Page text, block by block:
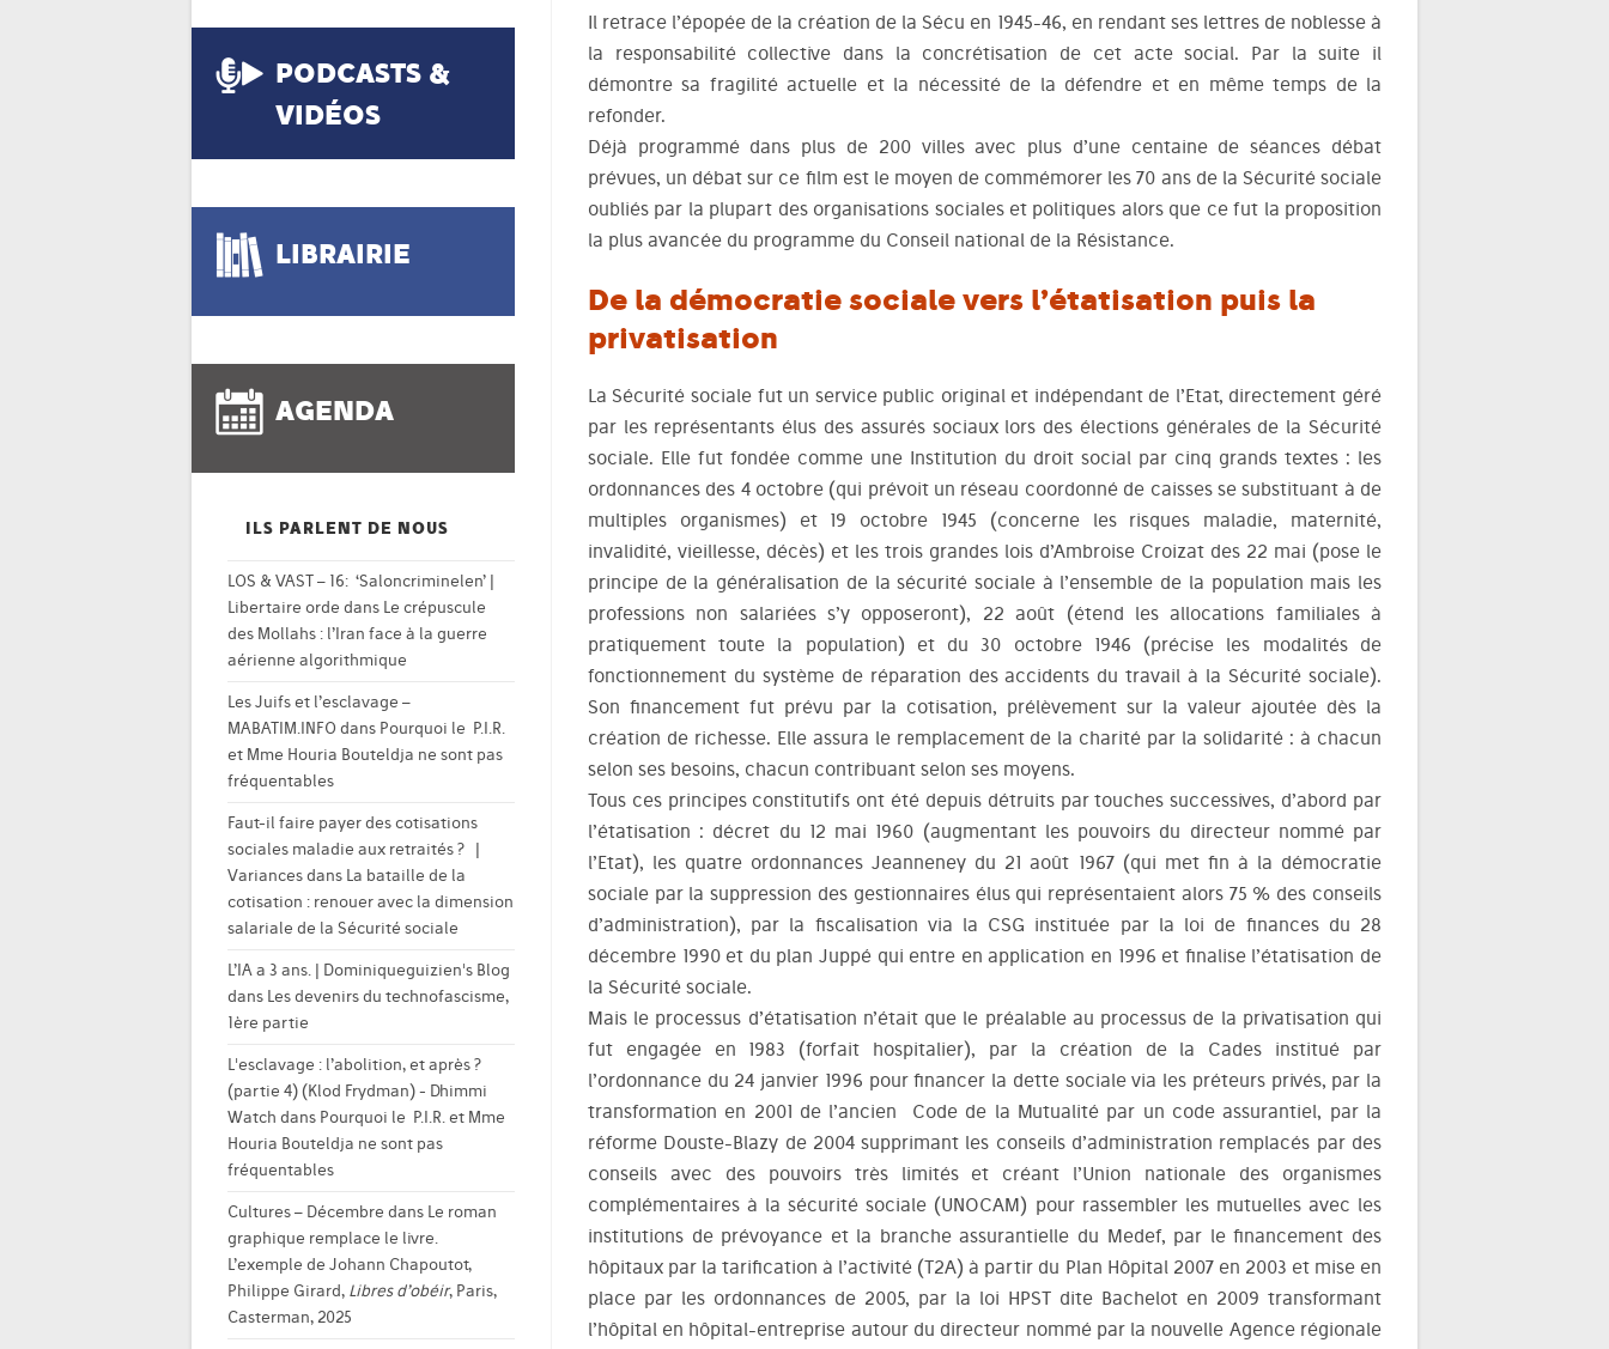
Il retrace l’épopée de la création de la Sécu en 1945-46, en rendant ses lettres de noblesse à
la responsabilité collective dans la concrétisation de cet acte social. Par la suite il
démontre sa fragilité actuelle et la nécessité de la défendre et en même temps de la
refonder.
Déjà programmé dans plus de 200 villes avec plus d’une centaine de séances débat
prévues, un débat sur ce film est le moyen de commémorer les 70 ans de la Sécurité sociale
oubliés par la plupart des organisations sociales et politiques alors que ce fut la proposition
la plus avancée du programme du Conseil national de la Résistance.
De la démocratie sociale vers l’étatisation puis la
privatisation
La Sécurité sociale fut un service public original et indépendant de l’Etat, directement géré
par les représentants élus des assurés sociaux lors des élections générales de la Sécurité
sociale. Elle fut fondée comme une Institution du droit social par cinq grands textes : les
ordonnances des 4 octobre (qui prévoit un réseau coordonné de caisses se substituant à de
multiples organismes) et 19 octobre 1945 (concerne les risques maladie, maternité,
invalidité, vieillesse, décès) et les trois grandes lois d’Ambroise Croizat des 22 mai (pose le
principe de la généralisation de la sécurité sociale à l’ensemble de la population mais les
professions non salariées s’y opposeront), 22 août (étend les allocations familiales à
pratiquement toute la population) et du 30 octobre 1946 (précise les modalités de
fonctionnement du système de réparation des accidents du travail à la Sécurité sociale).
Son financement fut prévu par la cotisation, prélèvement sur la valeur ajoutée dès la
création de richesse. Elle assura le remplacement de la charité par la solidarité : à chacun
selon ses besoins, chacun contribuant selon ses moyens.
Tous ces principes constitutifs ont été depuis détruits par touches successives, d’abord par
l’étatisation : décret du 12 mai 1960 (augmentant les pouvoirs du directeur nommé par
l’Etat), les quatre ordonnances Jeanneney du 21 août 1967 (qui met fin à la démocratie
sociale par la suppression des gestionnaires élus qui représentaient alors 75 % des conseils
d’administration), par la fiscalisation via la CSG instituée par la loi de finances du 28
décembre 1990 et du plan Juppé qui entre en application en 1996 et finalise l’étatisation de
la Sécurité sociale.
Mais le processus d’étatisation n’était que le préalable au processus de la privatisation qui
fut engagée en 1983 (forfait hospitalier), par la création de la Cades institué par
l’ordonnance du 24 janvier 1996 pour financer la dette sociale via les préteurs privés, par la
transformation en 2001 de l’ancien Code de la Mutualité par un code assurantiel, par la
réforme Douste-Blazy de 2004 supprimant les conseils d’administration remplacés par des
conseils avec des pouvoirs très limités et créant l’Union nationale des organismes
complémentaires à la sécurité sociale (UNOCAM) pour rassembler les mutuelles avec les
institutions de prévoyance et la branche assurantielle du Medef, par le financement des
hôpitaux par la tarification à l’activité (T2A) à partir du Plan Hôpital 2007 en 2003 et mise en
place par les ordonnances de 2005, par la loi HPST dite Bachelot en 2009 transformant
l’hôpital en hôpital-entreprise autour du directeur nommé par la nouvelle Agence régionale
PODCASTS &
VIDÉOS
LIBRAIRIE
AGENDA
ILS PARLENT DE NOUS
LOS & VAST – 16: ‘Saloncriminelen’ |
Libertaire orde dans Le crépuscule
des Mollahs : l’Iran face à la guerre
aérienne algorithmique
Les Juifs et l’esclavage –
MABATIM.INFO dans Pourquoi le P.I.R.
et Mme Houria Bouteldja ne sont pas
fréquentables
Faut-il faire payer des cotisations
sociales maladie aux retraités ? |
Variancesdans La bataille de la
cotisation : renouer avec la dimension
salariale de la Sécurité sociale
L’IA a 3 ans. | Dominiqueguizien's Blog
dans Les devenirs du technofascisme,
1ère partie
L'esclavage : l’abolition, et après ?
(partie 4) (Klod Frydman) - Dhimmi
Watch dans Pourquoi le P.I.R. et Mme
Houria Bouteldja ne sont pas
fréquentables
Cultures – Décembre dans Le roman
graphique remplace le livre.
L’exemple de Johann Chapoutot,
Philippe Girard, Libres d’obéir, Paris,
Casterman, 2025